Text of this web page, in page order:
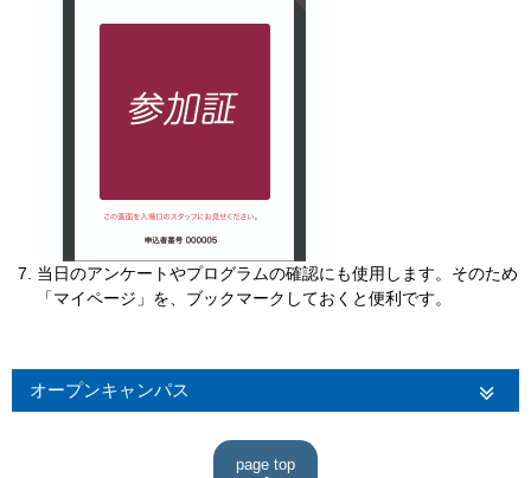
オープンキャンパス
当日のアンケートやプログラムの確認にも使用します。そのため
「マイページ」を、ブックマークしておくと便利です。
page top